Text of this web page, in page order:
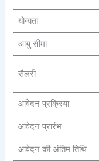
योग्यता
आयु सीमा
सैलरी
आवेदन प्रक्रिया
आवेदन प्रारंभ
आवेदन की अंतिम तिथि